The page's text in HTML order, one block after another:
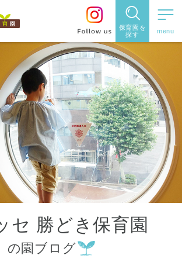
保育園を
探す
保育園を探す
住所・駅
名から探
す
都道府県
から探す
ッセ 勝どき保育園
の園ブログ